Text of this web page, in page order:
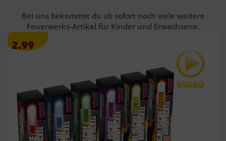
Bei uns bekommst du ab sofort noch viele weitere
Feuerwerks-Artikel für Kinder und Erwachsene.
Angebotspreis
2.99
2.99